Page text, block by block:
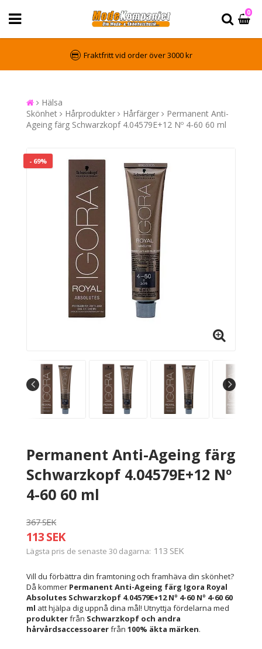
0
Fraktfritt vid order över 3000 kr
Hälsa
Skönhet
Hårprodukter Hårfärger
Permanent Anti-
Ageing färg Schwarzkopf 4.04579E+12 Nº 4-60 60 ml
- 69%
Permanent Anti-Ageing färg
Schwarzkopf 4.04579E+12 Nº
4-60 60 ml
367 SEK
113 SEK
Lägsta pris de senaste 30 dagarna 113 SEK
Vill du förbättra din framtoning och framhäva din skönhet?
Då kommer Permanent Anti-Ageing färg Igora Royal
Absolutes Schwarzkopf 4.04579E+12 Nº 4-60 Nº 4-60 60
ml att hjälpa dig uppnå dina mål! Utnyttja fördelarna med
produkterfrån Schwarzkopf och andra
hårvårdsaccessoarerfrån 100% äkta märken.